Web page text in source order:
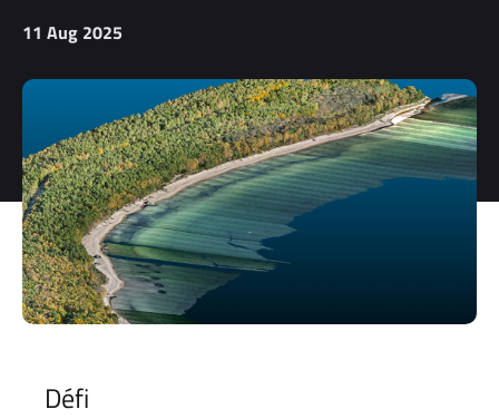
11 Aug 2025
Défi
YellowScan's
storage and
processing
of my
personal
data.*
You can
unsubscribe
at any time.
see our